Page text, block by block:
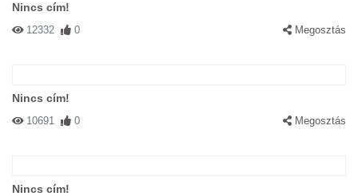
Nincs cím!
12332 0 Megosztás
Nincs cím!
10691 0 Megosztás
Nincs cím!